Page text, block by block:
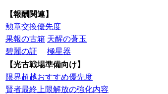
【報酬関連】
勲章交換優先度
果報の古箱 天醒の蒼玉
碧麗の証
極星器
【光古戦場準備向け】
限界超越おすすめ優先度
賢者最終上限解放の強化内容